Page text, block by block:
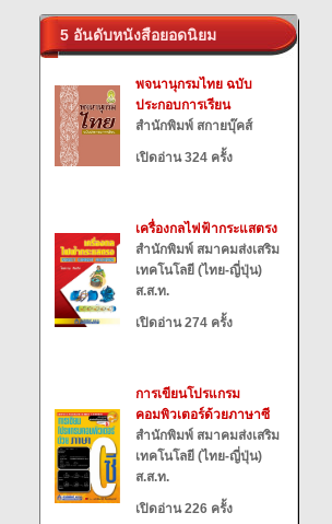
5 อันดับหนังสือยอดนิยม
พจนานุกรมไทย ฉบับ
ประกอบการเรียน
สำนักพิมพ์ สกายบุ๊คส์
เปิดอ่าน 324 ครั้ง
เครื่องกลไฟฟ้ากระแสตรง
สำนักพิมพ์ สมาคมส่งเสริม
เทคโนโลยี (ไทย-ญี่ปุ่น)
ส.ส.ท.
เปิดอ่าน 274 ครั้ง
การเขียนโปรแกรม
คอมพิวเตอร์ด้วยภาษาซี
สำนักพิมพ์ สมาคมส่งเสริม
เทคโนโลยี (ไทย-ญี่ปุ่น)
ส.ส.ท.
เปิดอ่าน 226 ครั้ง